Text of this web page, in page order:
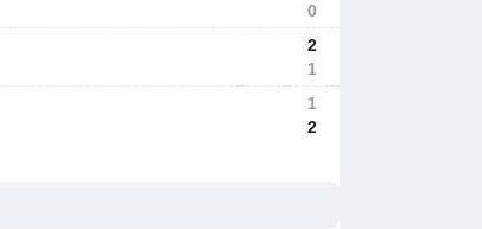
0
2
1
1
2